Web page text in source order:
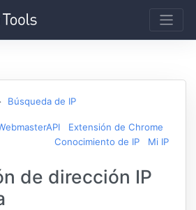
Búsqueda de IP
Extensión de Chrome
Conocimiento de IP
Mi IP
de dirección IP